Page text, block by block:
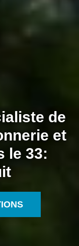
de
et
le 33: